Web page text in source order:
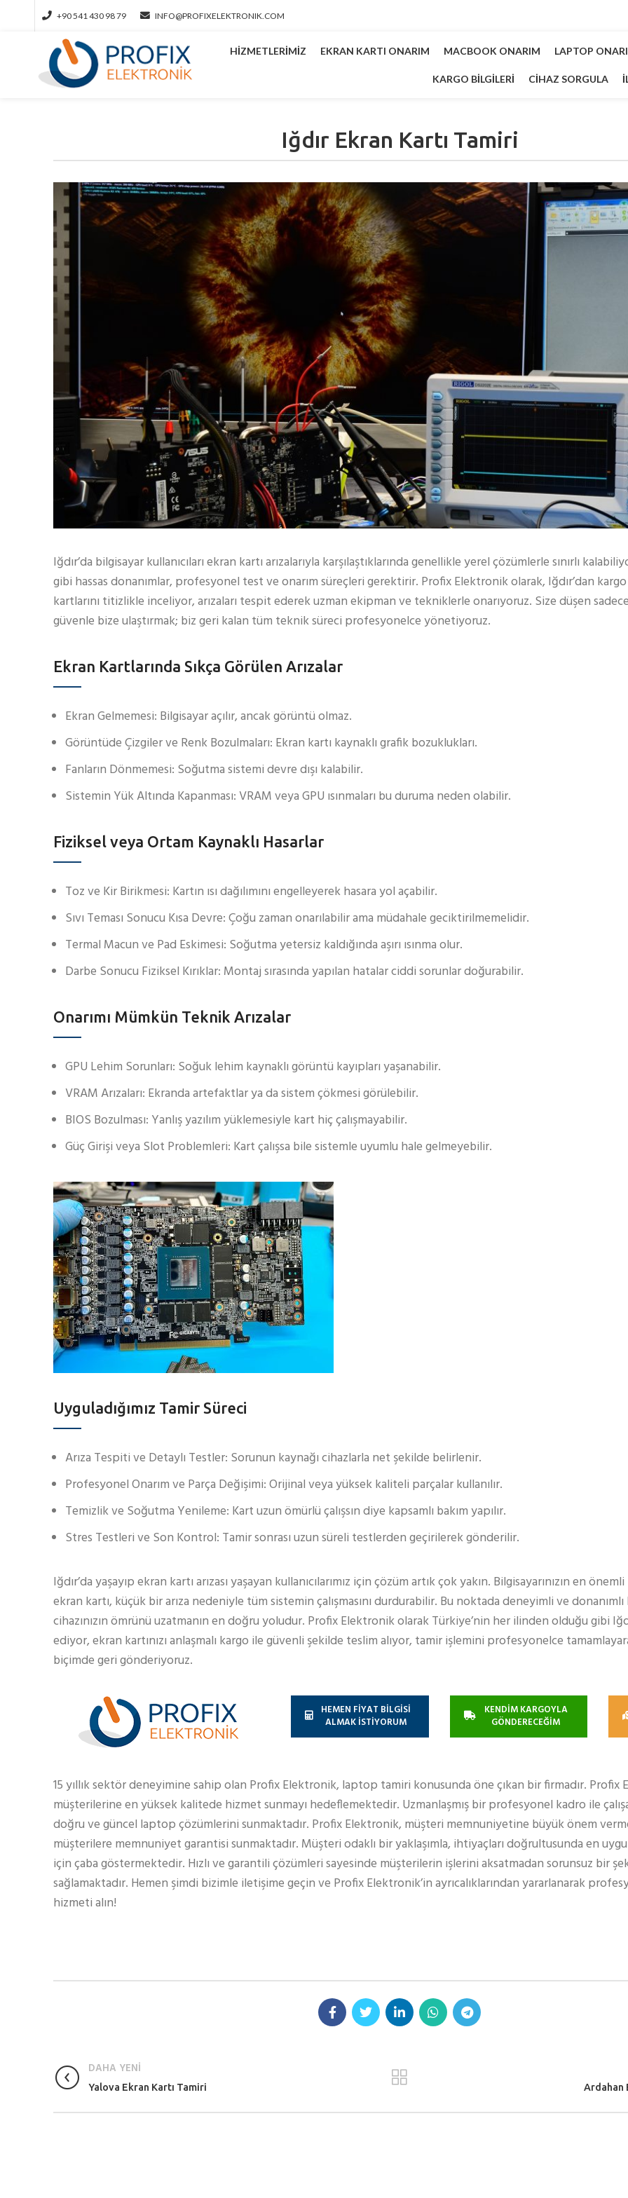
+90 541 430 98 79 INFO@PROFIXELEKTRONIK.COM
HIZMETLERIMIZ EKRAN KARTI ONARIM MACBOOK ONARIM LAPTOP
KARGO BILGILERI CIHAZ SORGULA
Iğdır Ekran Kartı Tamiri
Iğdır’da bilgisayar kullanıcıları ekran kartı arızalarıyla karşılaştıklarında genellikle yerel çözümlerle sınırlı
gibi hassas donanımlar, profesyonel test ve onarım süreçleri gerektirir. Profix Elektronik olarak, Iğdır’dan
kartlarını titizlikle inceliyor, arızaları tespit ederek uzman ekipman ve tekniklerle onarıyoruz. Size düşen sadece
güvenle bize ulaştırmak; biz geri kalan tüm teknik süreci profesyonelce yönetiyoruz.
Ekran Kartlarında Sıkça Görülen Arızalar
Ekran Gelmemesi: Bilgisayar açılır, ancak görüntü olmaz.
Görüntüde Çizgiler ve Renk Bozulmaları: Ekran kartı kaynaklı grafik bozuklukları.
Fanların Dönmemesi: Soğutma sistemi devre dışı kalabilir.
Sistemin Yük Altında Kapanması: VRAM veya GPU ısınmaları bu duruma neden olabilir.
Fiziksel veya Ortam Kaynaklı Hasarlar
Toz ve Kir Birikmesi: Kartın ısı dağılımını engelleyerek hasara yol açabilir.
Sıvı Teması Sonucu Kısa Devre: Çoğu zaman onarılabilir ama müdahale geciktirilmemelidir.
Termal Macun ve Pad Eskimesi: Soğutma yetersiz kaldığında aşırı ısınma olur.
Darbe Sonucu Fiziksel Kırıklar: Montaj sırasında yapılan hatalar ciddi sorunlar doğurabilir.
Onarımı Mümkün Teknik Arızalar
GPU Lehim Sorunları: Soğuk lehim kaynaklı görüntü kayıpları yaşanabilir.
VRAM Arızaları: Ekranda artefaktlar ya da sistem çökmesi görülebilir.
BIOS Bozulması: Yanlış yazılım yüklemesiyle kart hiç çalışmayabilir.
Güç Girişi veya Slot Problemleri: Kart çalışsa bile sistemle uyumlu hale gelmeyebilir.
Uyguladığımız Tamir Süreci
Arıza Tespiti ve Detaylı Testler: Sorunun kaynağı cihazlarla net şekilde belirlenir.
Profesyonel Onarım ve Parça Değişimi: Orijinal veya yüksek kaliteli parçalar kullanılır.
Temizlik ve Soğutma Yenileme: Kart uzun ömürlü çalışsın diye kapsamlı bakım yapılır.
Stres Testleri ve Son Kontrol: Tamir sonrası uzun süreli testlerden geçirilerek gönderilir.
Iğdır’da yaşayıp ekran kartı arızası yaşayan kullanıcılarımız için çözüm artık çok yakın. Bilgisayarınızın en
ekran kartı, küçük bir arıza nedeniyle tüm sistemin çalışmasını durdurabilir. Bu noktada deneyimli ve
cihazınızın ömrünü uzatmanın en doğru yoludur. Profix Elektronik olarak Türkiye’nin her ilinden olduğu gibi
ediyor, ekran kartınızı anlaşmalı kargo ile güvenli şekilde teslim alıyor, tamir işlemini profesyonelce
biçimde geri gönderiyoruz.
HEMEN FİYAT BİLGİSİ
ALMAK İSTİYORUM
KENDİM KARGOYLA
GÖNDERECEĞİM
15 yıllık sektör deneyimine sahip olan Profix Elektronik, laptop tamiri konusunda öne çıkan bir firmadır. Profix
müşterilerine en yüksek kalitede hizmet sunmayı hedeflemektedir. Uzmanlaşmış bir profesyonel kadro ile
doğru ve güncel laptop çözümlerini sunmaktadır. Profix Elektronik, müşteri memnuniyetine büyük önem
müşterilere memnuniyet garantisi sunmaktadır. Müşteri odaklı bir yaklaşımla, ihtiyaçları doğrultusunda en
için çaba göstermektedir. Hızlı ve garantili çözümleri sayesinde müşterilerin işlerini aksatmadan sorunsuz bir
sağlamaktadır. Hemen şimdi bizimle iletişime geçin ve Profix Elektronik’in ayrıcalıklarından yararlanarak
hizmeti alın!
DAHA YENİ
Yalova Ekran Kartı Tamiri Ardahan